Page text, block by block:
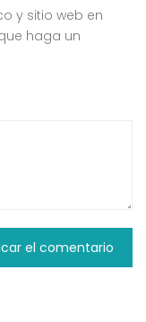
y sitio web en
haga un